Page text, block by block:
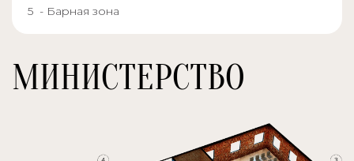
- Барная зона
МИНИСТЕРСТВО